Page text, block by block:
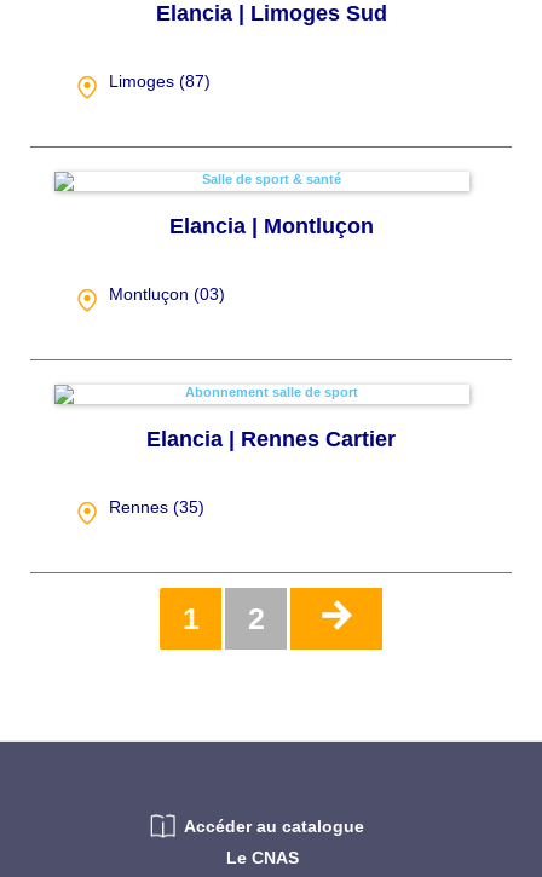
Elancia | Limoges Sud
Limoges (87)
Elancia | Montluçon
Montluçon (03)
Elancia | Rennes Cartier
Rennes (35)
Page
1 Page
2
Le CNAS
Accéder au catalogue